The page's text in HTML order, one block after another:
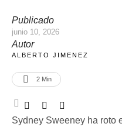
Publicado
junio 10, 2026
Autor
ALBERTO JIMENEZ
2 Min
Sydney Sweeney ha roto